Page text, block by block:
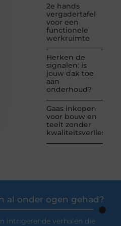
2e hands
vergadertafel
voor een
functionele
werkruimte
Herken de
signalen: is
jouw dak toe
aan
onderhoud?
Gaas inkopen
voor bouw en
teelt zonder
kwaliteitsverlies
al onder ogen gehad?
intrigerende verhalen die